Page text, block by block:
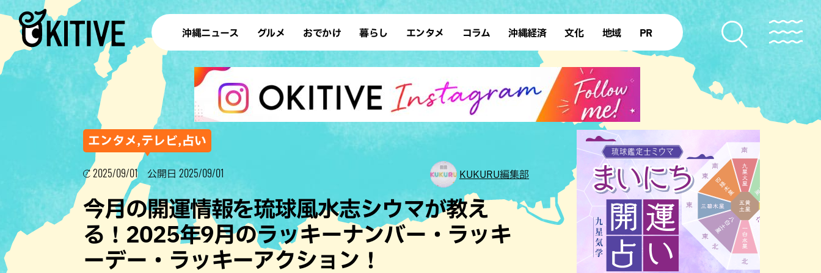
沖縄ニュース グルメ
ラーメン 沖縄そば
テイクアウト カフェ
すし・魚料理 和食・日本料理
アジア・エスニック
ステーキ・焼肉 焼鳥・串料理
その他の肉料理 居酒屋・バー
ブッフェ・バイキング スイーツ
おでかけ
デート ドライブ
散歩 ソロ活
アート
ホテル
サウナ 公園
沖縄の海
暮らし
レシピ SDGs
ファッション ローカルニュース
沖縄移住 沖縄旧暦行事
エンタメ
スポーツ 占い
タレント・芸人 テレビ
コラム 沖縄経済 文化
復帰50年
地域
本島北部
本島南部 先島諸島
北部離島
PR
エンタメ,テレビ,占い
2025/09/01 公開日 2025/09/01 KUKURU編集部
今月の開運情報を琉球風水志シウマが教え
る！2025年9月のラッキーナンバー・ラッキ
ーデー・ラッキーアクション！